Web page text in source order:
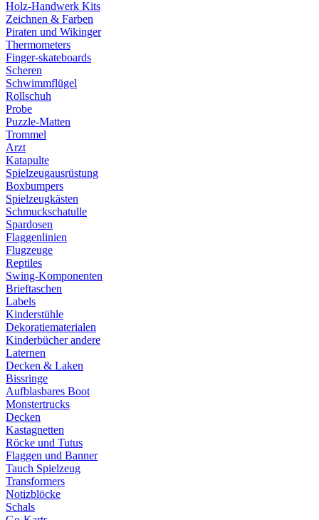
Holz-Handwerk Kits
Zeichnen & Farben
Piraten und Wikinger
Thermometers
Finger-skateboards
Scheren
Schwimmflügel
Rollschuh
Probe
Puzzle-Matten
Trommel
Arzt
Katapulte
Spielzeugausrüstung
Boxbumpers
Spielzeugkästen
Schmuckschatulle
Spardosen
Flaggenlinien
Flugzeuge
Reptiles
Swing-Komponenten
Brieftaschen
Labels
Kinderstühle
Dekoratiematerialen
Kinderbücher andere
Laternen
Decken & Laken
Bissringe
Aufblasbares Boot
Monstertrucks
Decken
Kastagnetten
Röcke und Tutus
Flaggen und Banner
Tauch Spielzeug
Transformers
Notizblöcke
Schals